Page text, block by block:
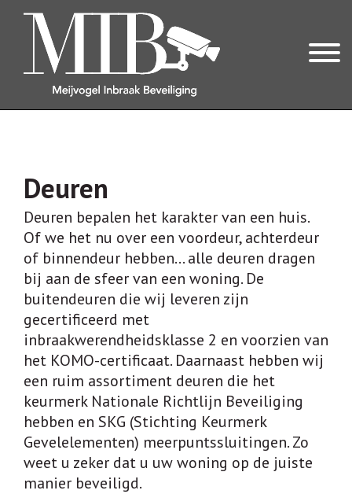
INBRAAKBEVEILIGING
ONZE EXPERTISES
ALARMSYSTEEM
CILINDERS & VEILIG HANG- EN SLUITWERK
CAMERABEWAKING
DEUREN
ELECTRONISCHE TOEGANGSCONTROLE
INTERCOM
Deuren
Deuren bepalen het karakter van een huis.
Of we het nu over een voordeur, achterdeur
of binnendeur hebben… alle deuren dragen
bij aan de sfeer van een woning. De
buitendeuren die wij leveren zijn
gecertificeerd met
inbraakwerendheidsklasse 2 en voorzien van
het KOMO-certificaat. Daarnaast hebben wij
een ruim assortiment deuren die het
keurmerk Nationale Richtlijn Beveiliging
hebben en SKG (Stichting Keurmerk
Gevelelementen) meerpuntssluitingen. Zo
weet u zeker dat u uw woning op de juiste
manier beveiligd.